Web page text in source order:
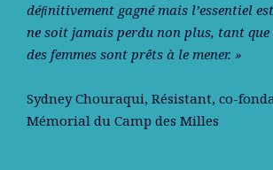
déﬁnitivement gagné mais l’essentiel
ne soit jamais perdu non plus, tant que
des femmes sont prêts à le mener. »
Sydney Chouraqui, Résistant, co-
Mémorial du Camp des Milles